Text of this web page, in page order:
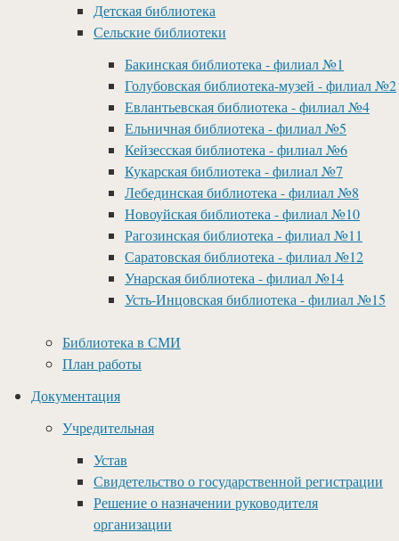
Детская библиотека
Сельские библиотеки
Бакинская библиотека - филиал №1
Голубовская библиотека-музей - филиал №2
Евлантьевская библиотека - филиал №4
Ельничная библиотека - филиал №5
Кейзесская библиотека - филиал №6
Кукарская библиотека - филиал №7
Лебединская библиотека - филиал №8
Новоуйская библиотека - филиал №10
Рагозинская библиотека - филиал №11
Саратовская библиотека - филиал №12
Унарская библиотека - филиал №14
Усть-Инцовская библиотека - филиал №15
Библиотека в СМИ
План работы
Документация
Учредительная
Устав
Свидетельство о государственной регистрации
Решение о назначении руководителя
организации